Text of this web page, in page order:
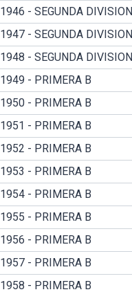
1946 - SEGUNDA DIVISION
1947 - SEGUNDA DIVISION
1948 - SEGUNDA DIVISION
1949 - PRIMERA B
1950 - PRIMERA B
1951 - PRIMERA B
1952 - PRIMERA B
1953 - PRIMERA B
1954 - PRIMERA B
1955 - PRIMERA B
1956 - PRIMERA B
1957 - PRIMERA B
1958 - PRIMERA B